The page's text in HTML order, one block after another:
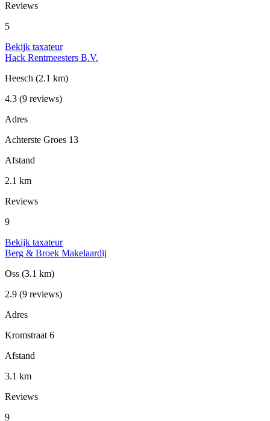
Reviews
5
Bekijk taxateur
Hack Rentmeesters B.V.
Heesch (2.1 km)
4.3 (9 reviews)
Adres
Achterste Groes 13
Afstand
2.1 km
Reviews
9
Bekijk taxateur
Berg & Broek Makelaardij
Oss (3.1 km)
2.9 (9 reviews)
Adres
Kromstraat 6
Afstand
3.1 km
Reviews
9